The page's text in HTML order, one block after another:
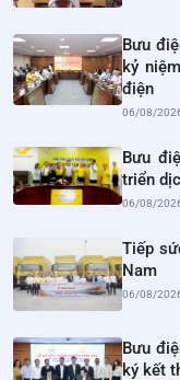
Bưu
kỷ
điện
06/08/
Bưu
triển
06/08/
Tiếp
Nam
06/08/
Bưu
ký kết